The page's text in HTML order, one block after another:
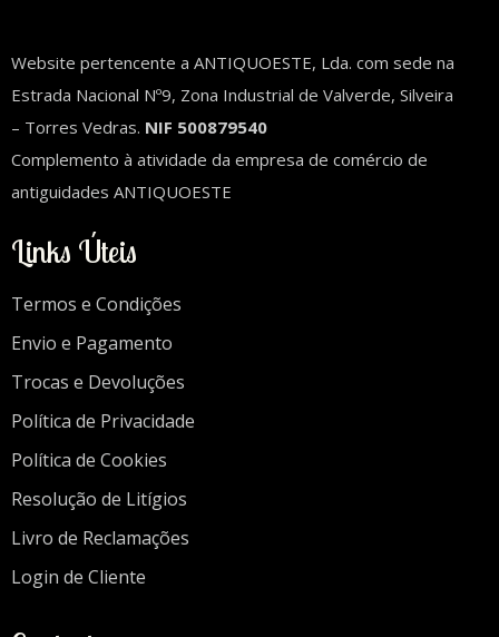
Website pertencente a ANTIQUOESTE, Lda. com sede na
Estrada Nacional Nº9, Zona Industrial de Valverde, Silveira
– Torres Vedras. NIF 500879540
Complemento à atividade da empresa de comércio de
antiguidades ANTIQUOESTE
Links Úteis
Termos e Condições
Envio e Pagamento
Trocas e Devoluções
Política de Privacidade
Política de Cookies
Resolução de Litígios
Livro de Reclamações
Login de Cliente